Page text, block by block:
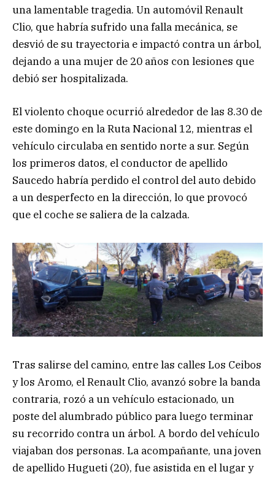
una lamentable tragedia. Un automóvil Renault
Clio, que habría sufrido una falla mecánica, se
desvió de su trayectoria e impactó contra un árbol,
dejando a una mujer de 20 años con lesiones que
debió ser hospitalizada.
El violento choque ocurrió alrededor de las 8.30 de
este domingo en la Ruta Nacional 12, mientras el
vehículo circulaba en sentido norte a sur. Según
los primeros datos, el conductor de apellido
Saucedo habría perdido el control del auto debido
a un desperfecto en la dirección, lo que provocó
que el coche se saliera de la calzada.
Tras salirse del camino, entre las calles Los Ceibos
y los Aromo, el Renault Clio, avanzó sobre la banda
contraria, rozó a un vehículo estacionado, un
poste del alumbrado público para luego terminar
su recorrido contra un árbol. A bordo del vehículo
viajaban dos personas. La acompañante, una joven
de apellido Hugueti (20), fue asistida en el lugar y